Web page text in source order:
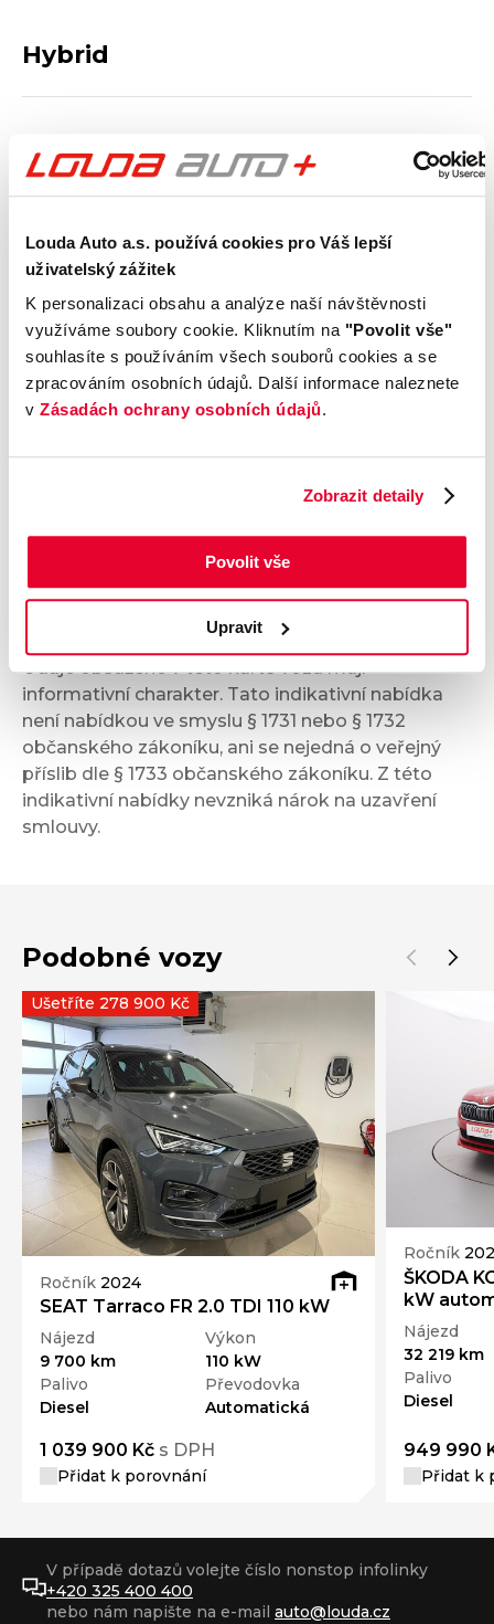
Louda Auto a.s. používá cookies pro Váš lepší
uživatelský zážitek
K personalizaci obsahu a analýze naší návštěvnosti
využíváme soubory cookie. Kliknutím na "Povolit vše"
souhlasíte s používáním všech souborů cookies a se
zpracováním osobních údajů. Další informace naleznete
v Zásadách ochrany osobních údajů.
Zobrazit detaily
Povolit vše
Upravit
Hybrid
Typ hybridního pohonu
Max. dojezd na baterii v
elektrickém režimu
Vnější vzhled a výbava
Komfort
Bezpečnost a technika
Příplatková výbava
Údaje obsažené v této kartě vozu mají
informativní charakter. Tato indikativní nabídka
není nabídkou ve smyslu § 1731 nebo § 1732
občanského zákoníku, ani se nejedná o veřejný
příslib dle § 1733 občanského zákoníku. Z této
indikativní nabídky nevzniká nárok na uzavření
smlouvy.
Podobné vozy
Ročník 2024
SEAT Tarraco FR 2.0 TDI 110 kW
Nájezd
9 700 km
Výkon
110 kW
Palivo
Diesel
Převodovka
Automatická
1 039 900 Kč s DPH
Přidat k porovnání
Ušetříte 278 900 Kč
Ročník
ŠKODA
kW
Nájezd
32 219 km
Palivo
Diesel
949 990
Přidat k
V případě dotazů volejte číslo nonstop infolinky
+420 325 400 400
nebo nám napište na e-mail auto@louda.cz